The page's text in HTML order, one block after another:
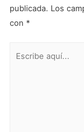
publicada. Los
con *